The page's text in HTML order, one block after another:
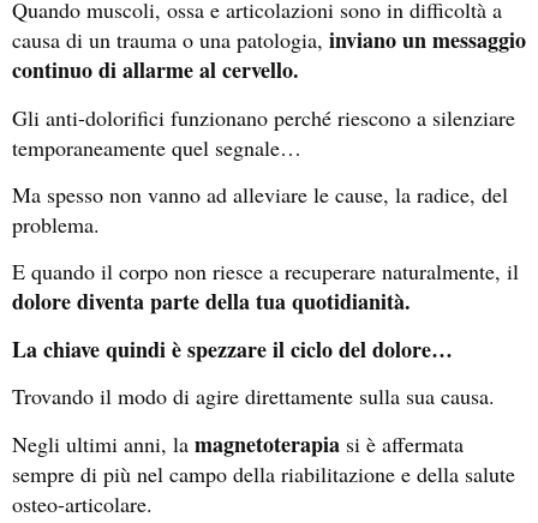
Quando muscoli, ossa e articolazioni sono in difficoltà a
causa di un trauma o una patologia, inviano un messaggio
continuo di allarme al cervello.
Gli anti-dolorifici funzionano perché riescono a silenziare
temporaneamente quel segnale…
Ma spesso non vanno ad alleviare le cause, la radice, del
problema.
E quando il corpo non riesce a recuperare naturalmente, il
dolore diventa parte della tua quotidianità.
La chiave quindi è spezzare il ciclo del dolore…
Trovando il modo di agire direttamente sulla sua causa.
Negli ultimi anni, la magnetoterapia si è affermata
sempre di più nel campo della riabilitazione e della salute
osteo-articolare.